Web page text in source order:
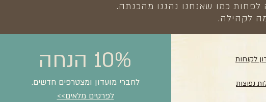
כמו שאנחנו נהננו מהכנתה.
לקהילה.
10% הנחה
לחברי מועדון ומצטרפים חדשים.
לפרטים מלאים>>
לקוחות
נפוצות